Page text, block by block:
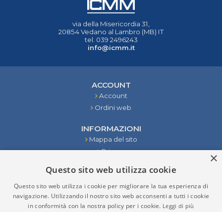
via della Misericordia 31,
20854 Vedano al Lambro (MB) IT
tel. 039 2496243
info@icmm.it
ACCOUNT
Account
Ordini web
INFORMAZIONI
Mappa del sito
Privacy
Contattaci
STRUMENTI
RISULTATI DELLA RICERCA
×
Questo sito web utilizza cookie
Questo sito web utilizza i cookie per migliorare la tua esperienza di
navigazione. Utilizzando il nostro sito web acconsenti a tutti i cookie
in conformità con la nostra policy per i cookie. Leggi di più